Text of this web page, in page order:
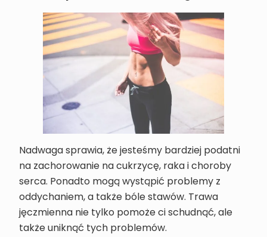
Nadwaga sprawia, że jesteśmy bardziej podatni
na zachorowanie na cukrzycę, raka i choroby
serca. Ponadto mogą wystąpić problemy z
oddychaniem, a także bóle stawów. Trawa
jęczmienna nie tylko pomoże ci schudnąć, ale
także uniknąć tych problemów.